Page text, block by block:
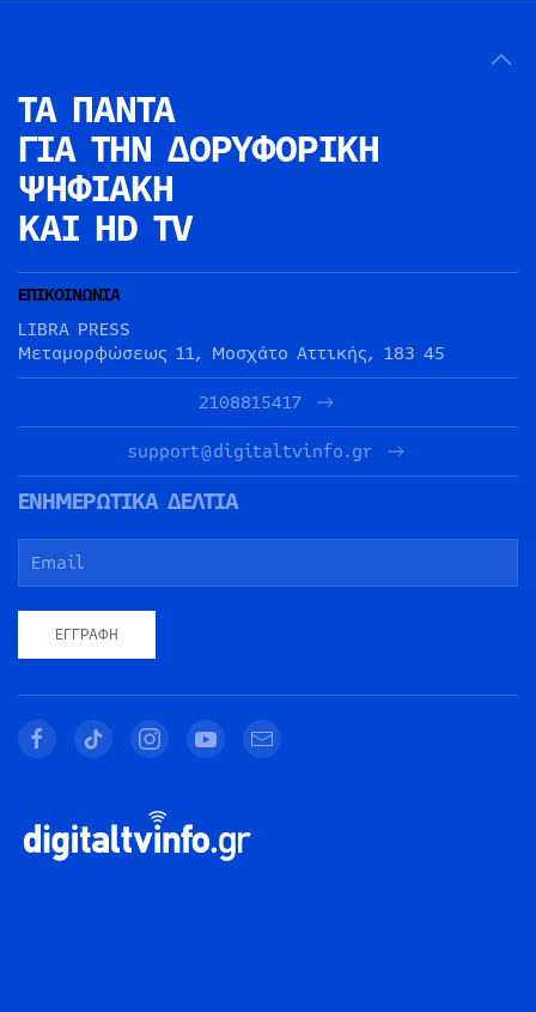
ΤΑ ΠΑΝΤΑ
ΓΙΑ ΤΗΝ ΔΟΡΥΦΟΡΙΚΗ
ΨΗΦΙΑΚΗ
ΚΑΙ HD TV
ΕΠΙΚΟΙΝΩΝΙΑ
LIBRA PRESS
Μεταμορφώσεως 11, Μοσχάτο Αττικής, 183 45
2108815417
support@digitaltvinfo.gr
ΕΝΗΜΕΡΩΤΙΚΑ ΔΕΛΤΙΑ
ΕΓΓΡΑΦΉ